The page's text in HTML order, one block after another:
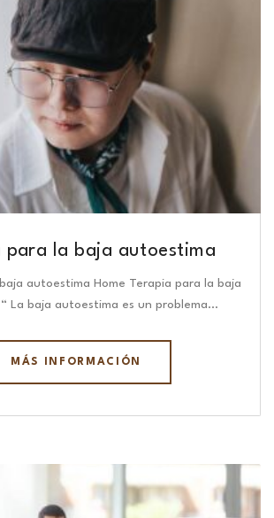
para la baja autoestima
autoestima Home Terapia para la baja
La baja autoestima es un problema…
MÁS INFORMACIÓN